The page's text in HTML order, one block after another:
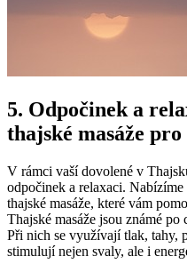
5. Odpočinek a
thajské masáže
V rámci vaší dovolené v
odpočinek a relaxaci.
thajské masáže, které vám
Thajské masáže jsou známé
Při nich se využívají tlak, tahy,
stimulují nejen svaly, ale i